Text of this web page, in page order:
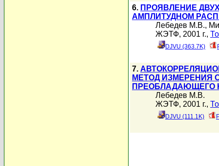
6. ПРОЯВЛЕНИЕ
АМПЛИТУДНОМ
Лебедев М.В.,
ЖЭТФ, 2001 г.,
DJVU (363.7K)
7.
МЕТОД ИЗМЕРЕНИЯ
ПРЕОБЛАДАЮЩЕГО
Лебедев М.В.
ЖЭТФ, 2001 г.,
DJVU (111.1K)